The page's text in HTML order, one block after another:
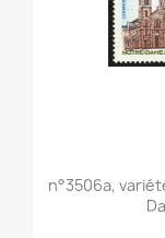
n°3506a,